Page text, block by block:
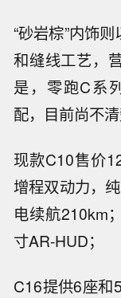
“砂岩棕”内饰
和缝线工艺，
是，零跑C系
配，目前尚不清
现款C10售价
增程双动力，
电续航210km
寸AR-HUD；
C16提供6座和